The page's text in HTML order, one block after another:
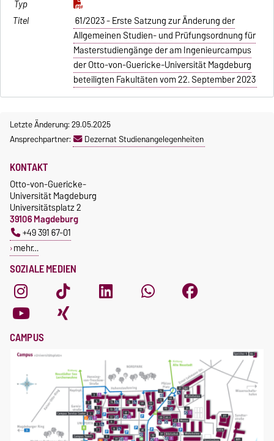
61/2023 - Erste Satzung zur Änderung der
Allgemeinen Studien- und Prüfungsordnung für
Masterstudiengänge der am Ingenieurcampus
der Otto-von-Guericke-Universität Magdeburg
beteiligten Fakultäten vom 22. September 2023
Letzte Änderung: 29.05.2025
Ansprechpartner:
Dezernat Studienangelegenheiten
SOZIALE MEDIEN
KONTAKT
Otto-von-Guericke-
Universität Magdeburg
Universitätsplatz 2
39106 Magdeburg
+49 391 67-01
mehr…
CAMPUS